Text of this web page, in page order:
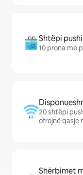
Shtëpi
10 prona me
20 shtëpi
ofrojnë qasje
Shërbimet